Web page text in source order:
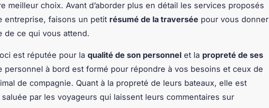
meilleur choix. Avant d’aborder plus en détail les services proposés
entreprise, faisons un petit résumé de la traversée pour vous donner
de ce qui vous attend.
est réputée pour la qualité de son personnel et la propreté de ses
personnel à bord est formé pour répondre à vos besoins et ceux de
de compagnie. Quant à la propreté de leurs bateaux, elle est
par les voyageurs qui laissent leurs commentaires sur